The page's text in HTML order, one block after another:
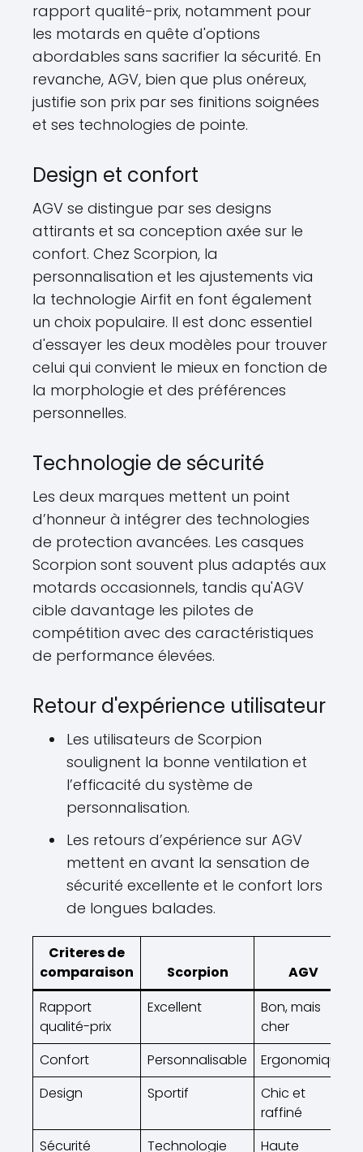
rapport qualité-prix, notamment pour
les motards en quête d'options
abordables sans sacrifier la sécurité. En
revanche, AGV, bien que plus onéreux,
justifie son prix par ses finitions soignées
et ses technologies de pointe.
Design et confort
AGV se distingue par ses designs
attirants et sa conception axée sur le
confort. Chez Scorpion, la
personnalisation et les ajustements via
la technologie Airfit en font également
un choix populaire. Il est donc essentiel
d'essayer les deux modèles pour trouver
celui qui convient le mieux en fonction de
la morphologie et des préférences
personnelles.
Technologie de sécurité
Les deux marques mettent un point
d’honneur à intégrer des technologies
de protection avancées. Les casques
Scorpion sont souvent plus adaptés aux
motards occasionnels, tandis qu'AGV
cible davantage les pilotes de
compétition avec des caractéristiques
de performance élevées.
Retour d'expérience utilisateur
Les utilisateurs de Scorpion
soulignent la bonne ventilation et
l’efficacité du système de
personnalisation.
Les retours d’expérience sur AGV
mettent en avant la sensation de
sécurité excellente et le confort lors
de longues balades.
Criteres de
comparaison
Scorpion
AGV
Rapport
qualité-prix
Excellent
Bon, mais
cher
Confort
Personnalisable
Ergonomique
Design
Sportif
Chic et
raffiné
Sécurité
Technologie Haute